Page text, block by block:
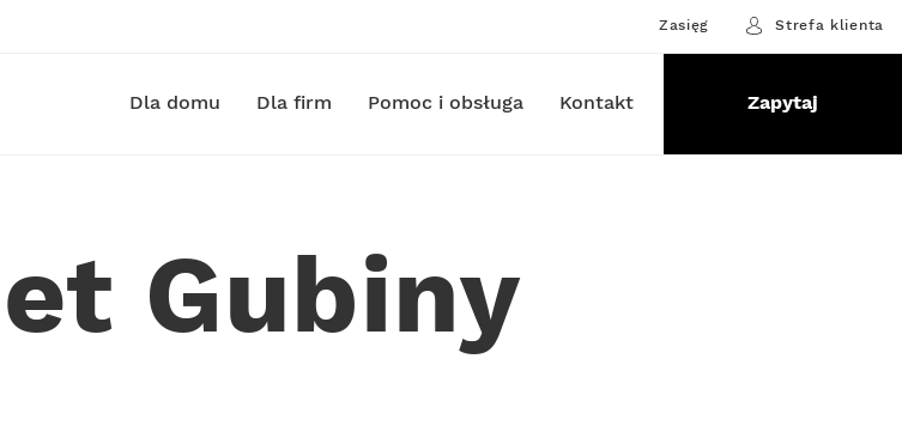
Zasięg Strefa klienta
Dla domu Dla firm Pomoc i obsługa Kontakt Zapytaj
Gubiny